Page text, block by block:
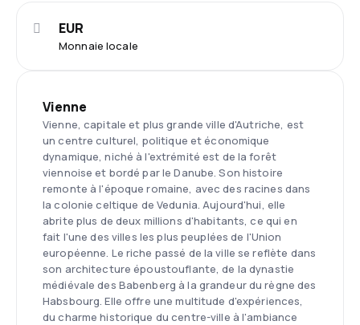
Monnaie locale
EUR
Vienne
Vienne, capitale et plus grande ville d'Autriche, est
un centre culturel, politique et économique
dynamique, niché à l'extrémité est de la forêt
viennoise et bordé par le Danube. Son histoire
remonte à l'époque romaine, avec des racines dans
la colonie celtique de Vedunia. Aujourd'hui, elle
abrite plus de deux millions d'habitants, ce qui en
fait l'une des villes les plus peuplées de l'Union
européenne. Le riche passé de la ville se reflète dans
son architecture époustouflante, de la dynastie
médiévale des Babenberg à la grandeur du règne des
Habsbourg. Elle offre une multitude d'expériences,
du charme historique du centre-ville à l'ambiance